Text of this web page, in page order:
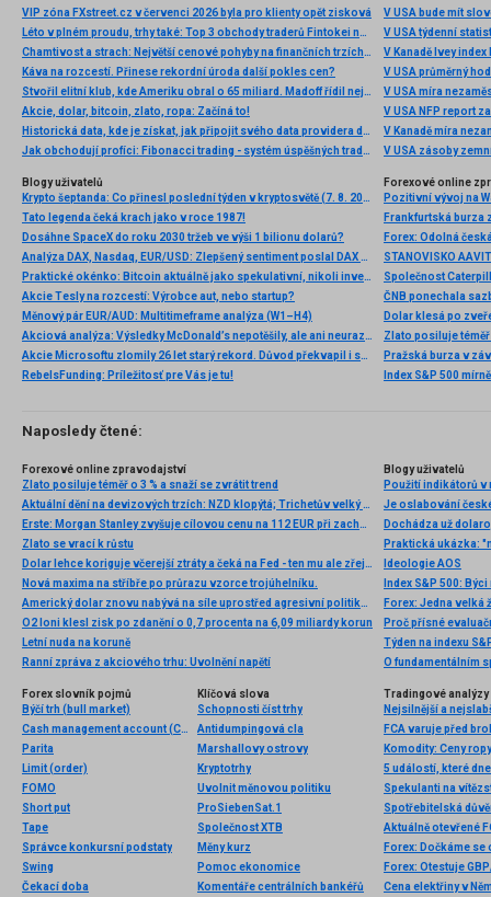
VIP zóna FXstreet.cz v červenci 2026 byla pro klienty opět zisková
Léto v plném proudu, trhy také: Top 3 obchody traderů Fintokei na indexech a zlatě
Chamtivost a strach: Největší cenové pohyby na finančních trzích (červenec 2026)
Káva na rozcestí. Přinese rekordní úroda další pokles cen?
Stvořil elitní klub, kde Ameriku obral o 65 miliard. Madoff řídil největší Ponzi dějin
Akcie, dolar, bitcoin, zlato, ropa: Začíná to!
Historická data, kde je získat, jak připojit svého data providera do MultiCharts a proč je budeme potřebovat? (4. díl)
Jak obchodují profíci: Fibonacci trading - systém úspěšných traderů
V USA bude mít
V USA týdenní
V Kanadě Ivey index
V USA průměrný
V USA míra
V USA NFP report
V Kanadě míra
V USA zásoby
Blogy uživatelů
Krypto šeptanda: Co přinesl poslední týden v kryptosvětě (7. 8. 2026)
Tato legenda čeká krach jako v roce 1987!
Dosáhne SpaceX do roku 2030 tržeb ve výši 1 bilionu dolarů?
Analýza DAX, Nasdaq, EUR/USD: Zlepšený sentiment poslal DAX na nová maxima
Praktické okénko: Bitcoin aktuálně jako spekulativní, nikoli investiční aktivum
Akcie Tesly na rozcestí: Výrobce aut, nebo startup?
Měnový pár EUR/AUD: Multitimeframe analýza (W1–H4)
Akciová analýza: Výsledky McDonald’s nepotěšily, ale ani neurazily. Jakou vizi společnost prezentovala?
Akcie Microsoftu zlomily 26 let starý rekord. Důvod překvapil i samotné investory
RebelsFunding: Príležitosť pre Vás je tu!
Forexové online
Pozitivní vývoj na
Frankfurtská burza
Dolar klesá po
Zlato posiluje téměř
Pražská burza v
Index S&P 500
Naposledy čtené:
Forexové online zpravodajství
Zlato posiluje téměř o 3 % a snaží se zvrátit trend
Aktuální dění na devizových trzích: NZD klopýtá; Trichetův velký den
Erste: Morgan Stanley zvyšuje cílovou cenu na 112 EUR při zachování doporučení
Zlato se vrací k růstu
Dolar lehce koriguje včerejší ztráty a čeká na Fed - ten mu ale zřejmě nepomůže
Nová maxima na stříbře po průrazu vzorce trojúhelníku.
Americký dolar znovu nabývá na síle uprostřed agresivní politiky Fedu
O2 loni klesl zisk po zdanění o 0,7 procenta na 6,09 miliardy korun
Letní nuda na koruně
Ranní zpráva z akciového trhu: Uvolnění napětí
Blogy uživatelů
Použití indikátorů
Je oslabování
Dochádza už
Praktická ukázka:
Ideologie AOS
Index S&P 500:
Forex: Jedna velká
Týden na indexu
O fundamentálním
Forex slovník pojmů
Býčí trh (bull market)
Cash management account (CMA)
Parita
Limit (order)
FOMO
Short put
Tape
Správce konkursní podstaty
Swing
Čekací doba
Klíčová slova
Schopnosti číst trhy
Antidumpingová cla
Marshallovy ostrovy
Kryptotrhy
Uvolnit měnovou politiku
ProSiebenSat.1
Společnost XTB
Měny kurz
Pomoc ekonomice
Komentáře centrálních bankéřů
Tradingové analýzy
Nejsilnější a
5 událostí, které
Spekulanti na
Spotřebitelská
Aktuálně otevřené
Forex: Dočkáme se
Forex: Otestuje